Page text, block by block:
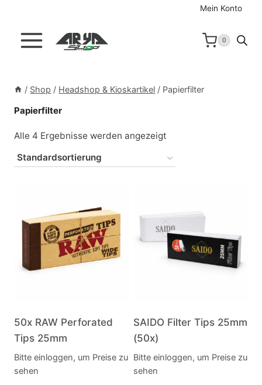
springen
Mein Konto
0
/ Shop / Headshop & Kioskartikel / Papierfilter
Papierfilter
Alle 4 Ergebnisse werden angezeigt
50x RAW Perforated
Tips 25mm
Bitte einloggen, um Preise zu
sehen
SAIDO Filter Tips 25mm
(50x)
Bitte einloggen, um Preise zu
sehen